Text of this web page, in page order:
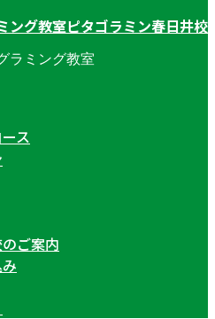
ラミング教室
ス
ご案内